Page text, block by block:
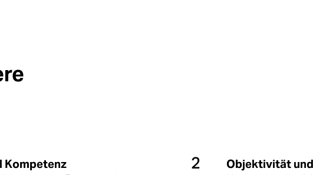
Kompetenz
2
Objektivität